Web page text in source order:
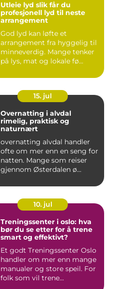
Utleie lyd slik får du
profesjonell lyd til neste
arrangement
God lyd kan løfte et
arrangement fra hyggelig til
minneverdig. Mange tenker
på lys, mat og lokale fø...
15. jul
Overnatting i alvdal
rimelig, praktisk og
naturnært
overnatting alvdal handler
ofte om mer enn en seng for
natten. Mange som reiser
gjennom Østerdalen ø...
10. jul
Treningssenter i oslo: hva
bør du se etter for å trene
smart og effektivt?
Et godt Treningssenter Oslo
handler om mer enn mange
manualer og store speil. For
folk som vil trene...